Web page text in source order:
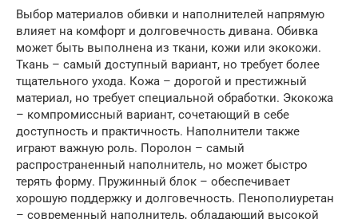
Выбор материалов обивки и наполнителей напрямую
влияет на комфорт и долговечность дивана. Обивка
может быть выполнена из ткани, кожи или экокожи.
Ткань – самый доступный вариант, но требует более
тщательного ухода. Кожа – дорогой и престижный
материал, но требует специальной обработки. Экокожа
– компромиссный вариант, сочетающий в себе
доступность и практичность. Наполнители также
играют важную роль. Поролон – самый
распространенный наполнитель, но может быстро
терять форму. Пружинный блок – обеспечивает
хорошую поддержку и долговечность. Пенополиуретан
– современный наполнитель, обладающий высокой